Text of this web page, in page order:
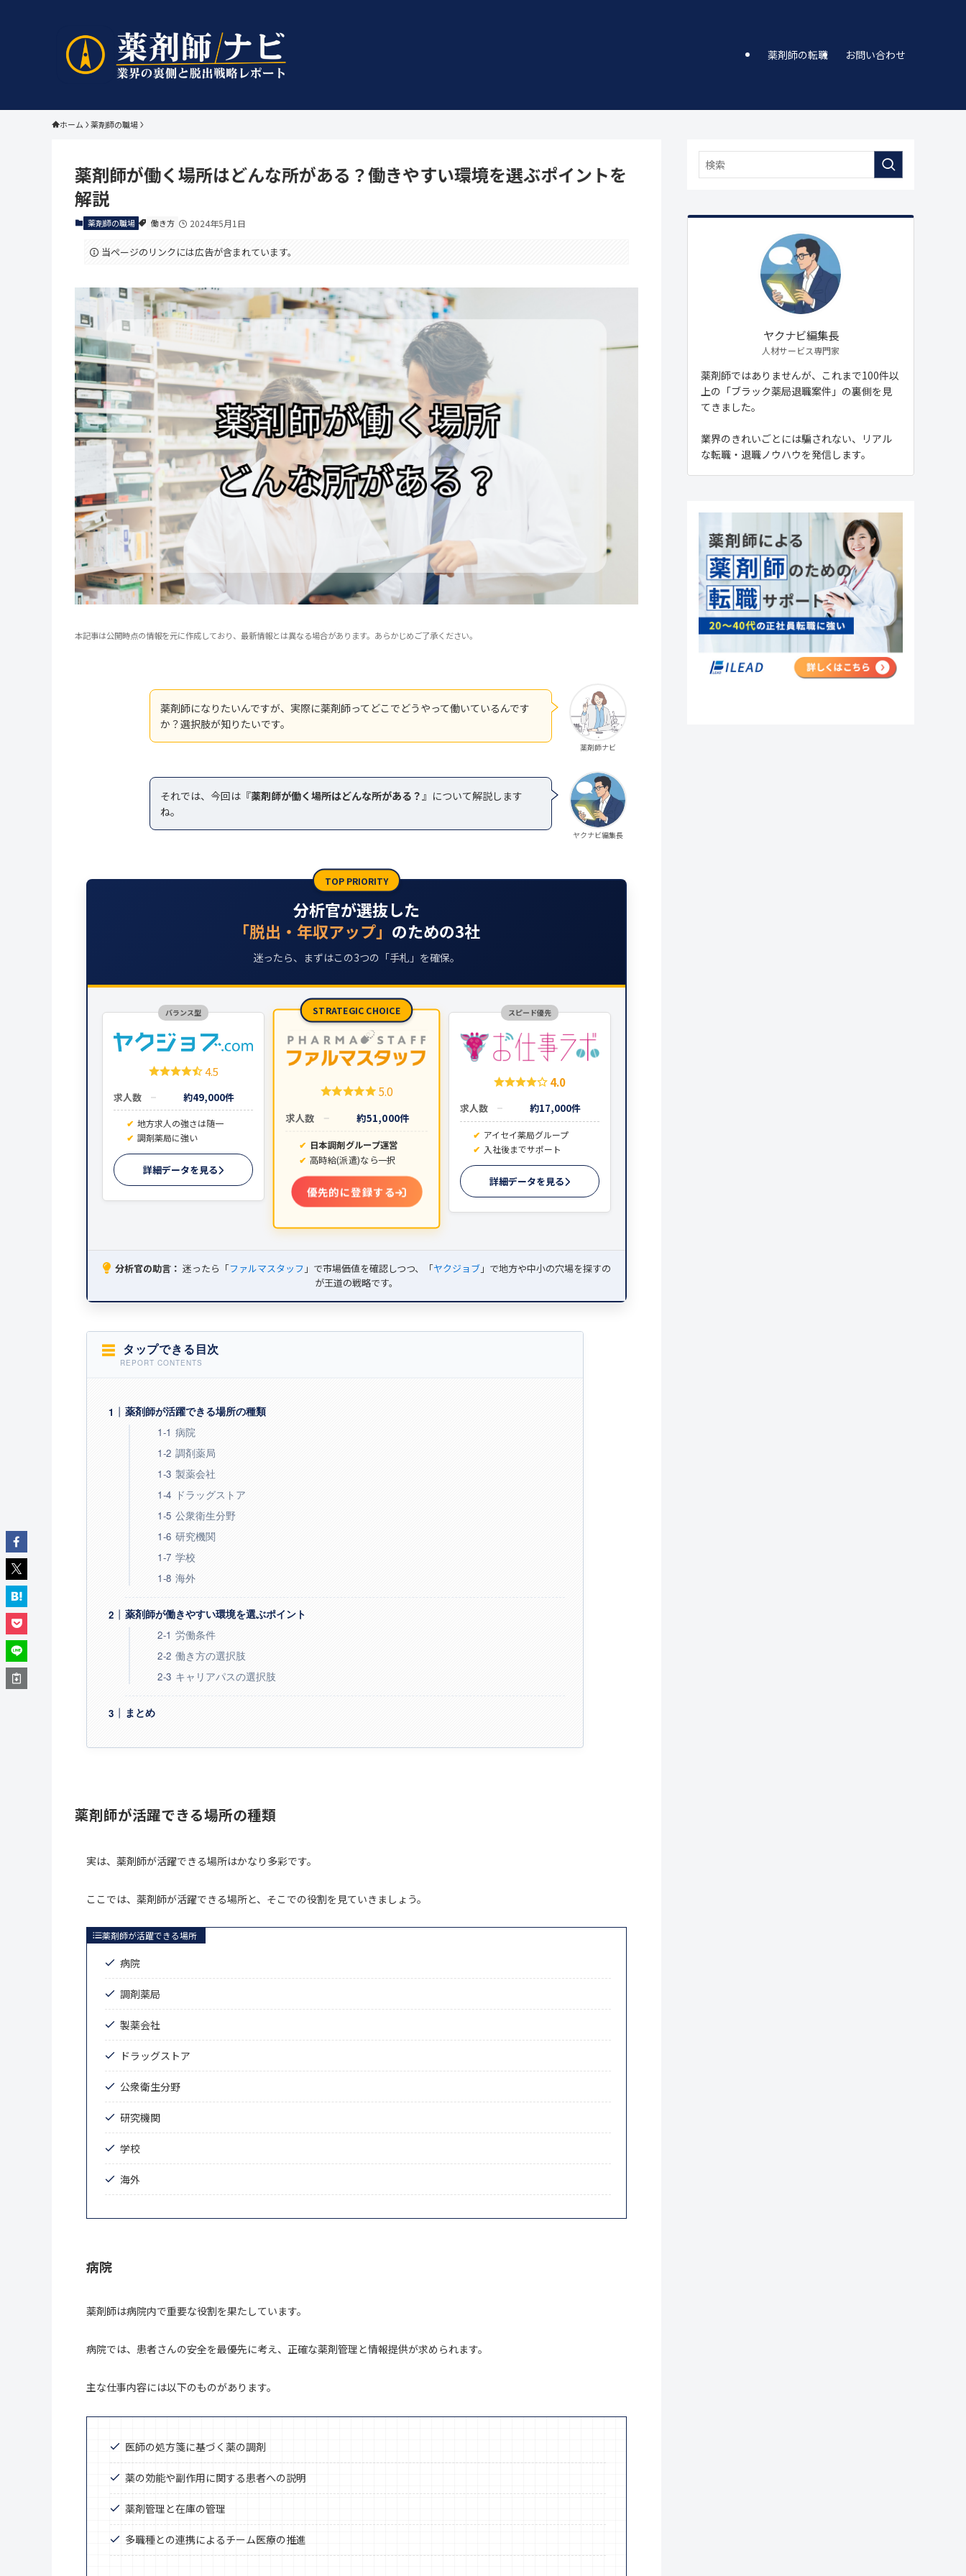
薬剤師の転職 お問い合わせ
ホーム 薬剤師の職場
薬剤師が働く場所はどんな所がある？働きやすい環境を選ぶポイントを
解説
薬剤師の職場 働き方 2024年5月1日
当ページのリンクには広告が含まれています。
本記事は公開時点の情報を元に作成しており、最新情報とは異なる場合があります。あらかじめご了承ください。
薬剤師ナビ
薬剤師になりたいんですが、実際に薬剤師ってどこでどうやって働いているんです
か？選択肢が知りたいです。
ヤクナビ編集長
それでは、今回は『薬剤師が働く場所はどんな所がある？ 』について解説します
ね。
TOP PRIORITY
分析官が選抜した
「脱出・年収アップ」 のための3社
迷ったら、まずはこの3つの「手札」を確保。
バランス型
4.5
求人数 約49,000件
地方求人の強さは随一
調剤薬局に強い
詳細データを見る
STRATEGIC CHOICE
5.0
求人数 約51,000件
日本調剤グループ運営
高時給(派遣)なら一択
優先的に登録する
スピード優先
4.0
求人数 約17,000件
アイセイ薬局グループ
入社後までサポート
詳細データを見る
分析官の助言： 迷ったら「ファルマスタッフ 」で市場価値を確認しつつ、「ヤクジョブ」で地方や中小の穴場を探すの
が王道の戦略です。
タップできる目次
薬剤師が活躍できる場所の種類
病院
調剤薬局
製薬会社
ドラッグストア
公衆衛生分野
研究機関
学校
海外
薬剤師が働きやすい環境を選ぶポイント
労働条件
働き方の選択肢
キャリアパスの選択肢
まとめ
薬剤師が活躍できる場所の種類
実は、薬剤師が活躍できる場所はかなり多彩です。
ここでは、薬剤師が活躍できる場所と、そこでの役割を見ていきましょう。
薬剤師が活躍できる場所
病院
調剤薬局
製薬会社
ドラッグストア
公衆衛生分野
研究機関
学校
海外
病院
薬剤師は病院内で重要な役割を果たしています。
病院では、患者さんの安全を最優先に考え、正確な薬剤管理と情報提供が求められます。
主な仕事内容には以下のものがあります。
医師の処方箋に基づく薬の調剤
薬の効能や副作用に関する患者への説明
薬剤管理と在庫の管理
多職種との連携によるチーム医療の推進
ヤクナビ編集長
人材サービス専門家
薬剤師ではありませんが、これまで100件以
上の「ブラック薬局退職案件」の裏側を見
てきました。
業界のきれいごとには騙されない、リアル
な転職・退職ノウハウを発信します。